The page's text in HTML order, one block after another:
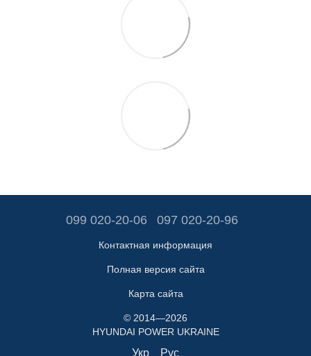
099 020-20-06 097 020-20-96
Контактная информация
Полная версия сайта
Карта сайта
© 2014—2026
HYUNDAI POWER UKRAINE
Укр Рус